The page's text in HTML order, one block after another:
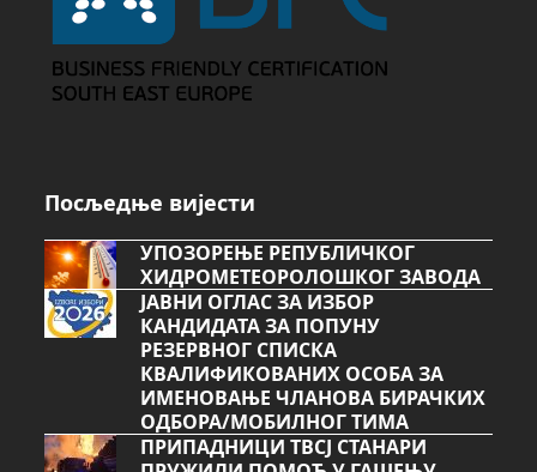
Посљедње вијести
УПОЗОРЕЊЕ РЕПУБЛИЧКОГ
ХИДРОМЕТЕОРОЛОШКОГ ЗАВОДА
ЈАВНИ ОГЛАС ЗА ИЗБОР
КАНДИДАТА ЗА ПОПУНУ
РЕЗЕРВНОГ СПИСКА
КВАЛИФИКОВАНИХ ОСОБА ЗА
ИМЕНОВАЊЕ ЧЛАНОВА БИРАЧКИХ
ОДБОРА/МОБИЛНОГ ТИМА
ПРИПАДНИЦИ ТВСЈ СТАНАРИ